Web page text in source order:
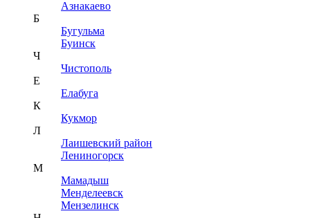
Азнакаево
Б
Бугульма
Буинск
Ч
Чистополь
Е
Елабуга
К
Кукмор
Л
Лаишевский район
Лениногорск
М
Мамадыш
Менделеевск
Мензелинск